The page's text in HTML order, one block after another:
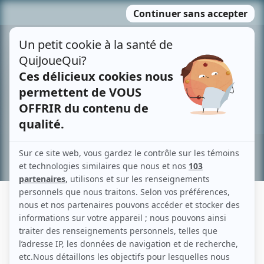
MENU
contenu
Recherche avancée »
EUDORE BELZILE
Liens
Fiche de Eudore Belzile sur Showbizz.net